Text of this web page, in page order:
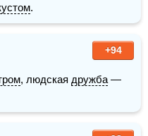
.
+94
, людская дружба